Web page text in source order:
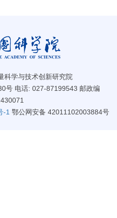
科学与技术创新研究院
号 电话: 027-87199543 邮政编
-1 鄂公网安备 42011102003884号